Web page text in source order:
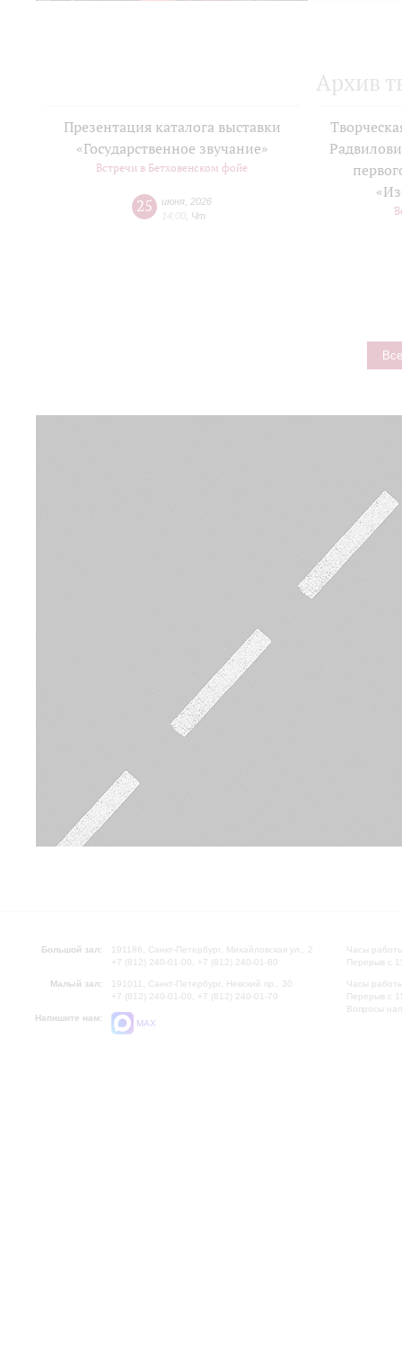
Архив
Презентация каталога выставки
«Государственное звучание»
Встречи в Бетховенском фойе
25 июня 2026
14:00 Чт
Большой зал:
191186, Санкт-Петербург, Михайловская ул., 2
+7 (812) 240-01-00, +7 (812) 240-01-80
Малый зал:
191011, Санкт-Петербург, Невский пр., 30
+7 (812) 240-01-00, +7 (812) 240-01-70
Напишите нам:
MAX
Часы
Перерыв с
Часы
Перерыв с
Вопросы